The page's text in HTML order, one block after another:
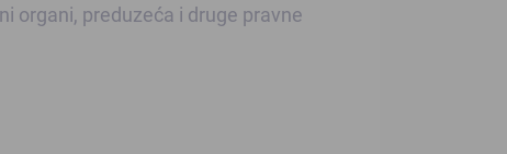
organi, preduzeća i druge pravne